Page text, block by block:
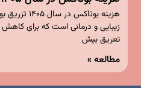
هزینه
زیبایی و درمانی است که برای
تعریق بیش
مطالعه »